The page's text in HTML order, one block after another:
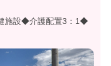
施設◆介護配置3：1◆